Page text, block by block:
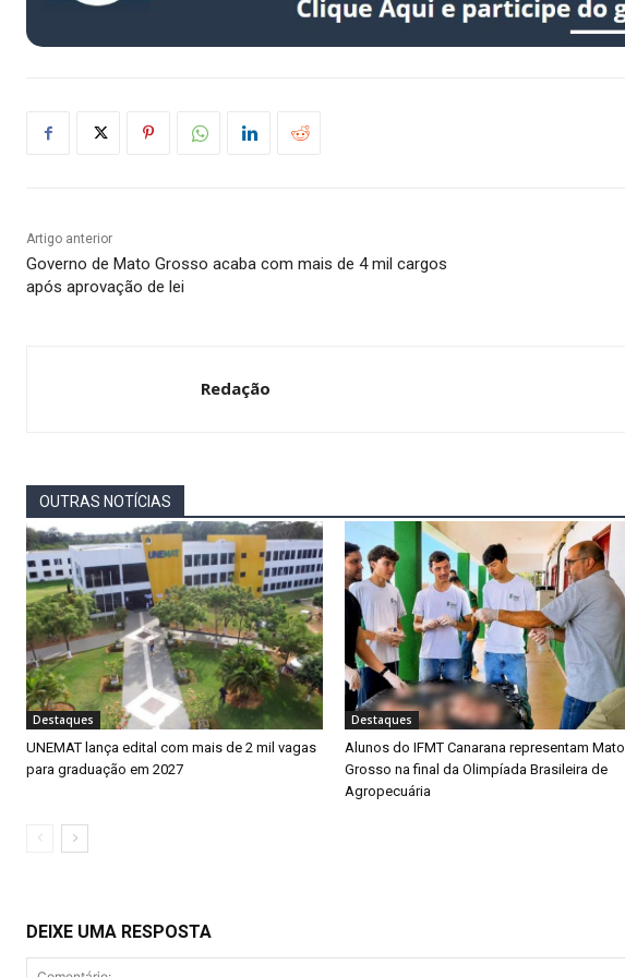
Artigo anterior
Governo de Mato Grosso acaba com mais de 4 mil cargos
após aprovação de lei
Redação
OUTRAS NOTÍCIAS
Destaques
UNEMAT lança edital com mais de 2 mil vagas
para graduação em 2027
Destaques
Alunos do IFMT Canarana representam Mato
Grosso na final da Olimpíada Brasileira de
Agropecuária
DEIXE UMA RESPOSTA